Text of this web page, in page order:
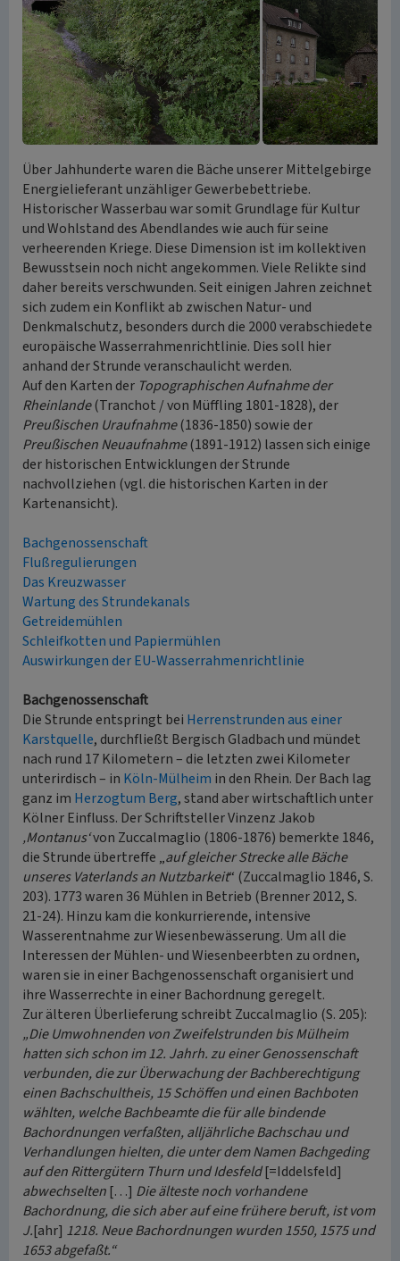
Über Jahhunderte waren die Bäche unserer Mittelgebirge
Energielieferant unzähliger Gewerbebettriebe.
Historischer Wasserbau war somit Grundlage für Kultur
und Wohlstand des Abendlandes wie auch für seine
verheerenden Kriege. Diese Dimension ist im kollektiven
Bewusstsein noch nicht angekommen. Viele Relikte sind
daher bereits verschwunden. Seit einigen Jahren zeichnet
sich zudem ein Konflikt ab zwischen Natur- und
Denkmalschutz, besonders durch die 2000 verabschiedete
europäische Wasserrahmenrichtlinie. Dies soll hier
anhand der Strunde veranschaulicht werden.
Auf den Karten der Topographischen Aufnahme der
Rheinlande(Tranchot / von Müffling 1801-1828), der
Preußischen Uraufnahme(1836-1850) sowie der
Preußischen Neuaufnahme(1891-1912) lassen sich einige
der historischen Entwicklungen der Strunde
nachvollziehen (vgl. die historischen Karten in der
Kartenansicht).
Bachgenossenschaft
Flußregulierungen
Das Kreuzwasser
Wartung des Strundekanals
Getreidemühlen
Schleifkotten und Papiermühlen
Auswirkungen der EU-Wasserrahmenrichtlinie
Bachgenossenschaft
Die Strunde entspringt bei Herrenstrunden aus einer
Karstquelle, durchfließt Bergisch Gladbach und mündet
nach rund 17 Kilometern – die letzten zwei Kilometer
unterirdisch – in Köln-Mülheim in den Rhein. Der Bach lag
ganz im Herzogtum Berg, stand aber wirtschaftlich unter
Kölner Einfluss. Der Schriftsteller Vinzenz Jakob
‚Montanus‘von Zuccalmaglio (1806-1876) bemerkte 1846,
die Strunde übertreffe „auf gleicher Strecke alle Bäche
unseres Vaterlands an Nutzbarkeit“ (Zuccalmaglio 1846, S.
203). 1773 waren 36 Mühlen in Betrieb (Brenner 2012, S.
21-24). Hinzu kam die konkurrierende, intensive
Wasserentnahme zur Wiesenbewässerung. Um all die
Interessen der Mühlen- und Wiesenbeerbten zu ordnen,
waren sie in einer Bachgenossenschaft organisiert und
ihre Wasserrechte in einer Bachordnung geregelt.
Zur älteren Überlieferung schreibt Zuccalmaglio (S. 205):
„Die Umwohnenden von Zweifelstrunden bis Mülheim
hatten sich schon im 12. Jahrh. zu einer Genossenschaft
verbunden, die zur Überwachung der Bachberechtigung
einen Bachschultheis, 15 Schöffen und einen Bachboten
wählten, welche Bachbeamte die für alle bindende
Bachordnungen verfaßten, alljährliche Bachschau und
Verhandlungen hielten, die unter dem Namen Bachgeding
auf den Rittergütern Thurn und Idesfeld[=Iddelsfeld]
abwechselten[…] Die älteste noch vorhandene
Bachordnung, die sich aber auf eine frühere beruft, ist vom
J.[ahr] 1218. Neue Bachordnungen wurden 1550, 1575 und
1653 abgefaßt.“